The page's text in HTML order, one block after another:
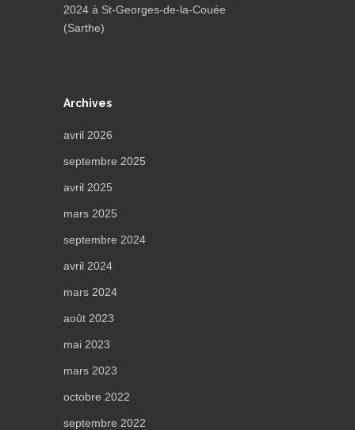
2024 à St-Georges-de-la-Couée
(Sarthe)
Archives
avril 2026
septembre 2025
avril 2025
mars 2025
septembre 2024
avril 2024
mars 2024
août 2023
mai 2023
mars 2023
octobre 2022
septembre 2022